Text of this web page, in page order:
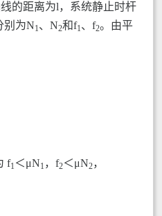
的距离为l，系统静止时杆
别为N1、N2和f1、f2。由平
f1 ＜μN1 ，f2＜μN2，